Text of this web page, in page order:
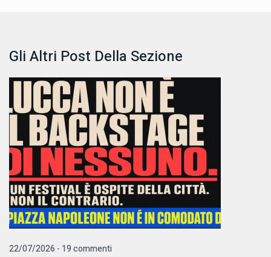
Gli Altri Post Della Sezione
22/07/2026 - 19 commenti